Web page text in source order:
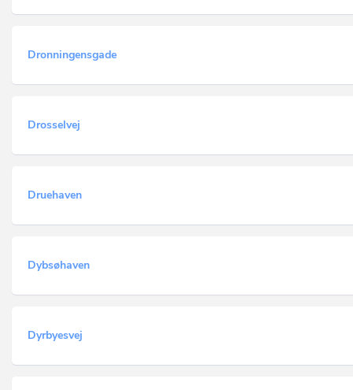
Dronningensgade
Drosselvej
Druehaven
Dybsøhaven
Dyrbyesvej